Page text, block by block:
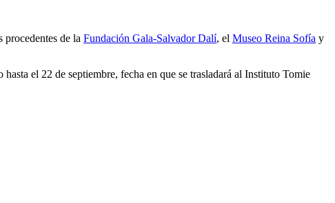
procedentes de la Fundación Gala-Salvador Dalí, el Museo Reina Sofía y
el 22 de septiembre, fecha en que se trasladará al Instituto Tomie